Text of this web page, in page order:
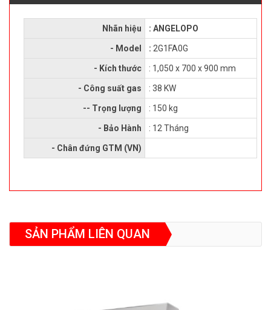
Nhãn hiệu : ANGELOPO
- Model : 2G1FA0G
- Kích thước : 1,050 x 700 x 900 mm
- Công suất gas : 38 KW
-- Trọng lượng : 150 kg
- Bảo Hành : 12 Tháng
- Chân đứng GTM (VN)
SẢN PHẨM LIÊN QUAN